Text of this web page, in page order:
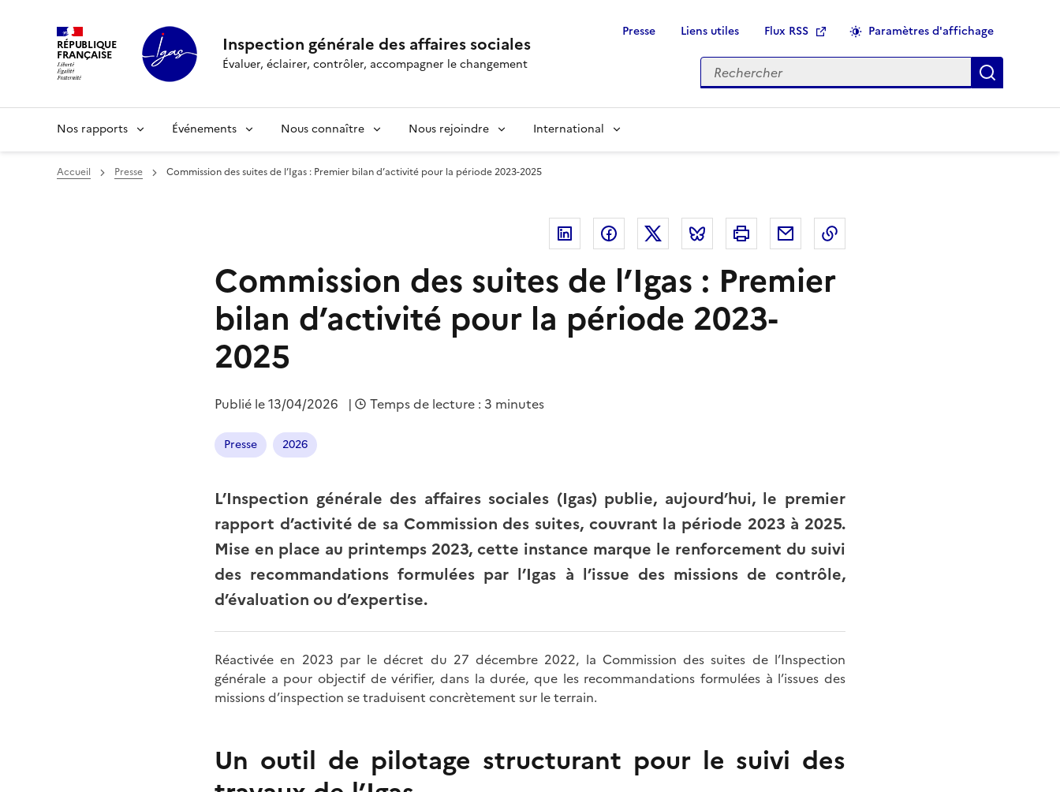
RÉPUBLIQUE
FRANÇAISE Inspection générale des affaires sociales
Évaluer, éclairer, contrôler, accompagner le changement
Presse Liens utiles Flux RSS Paramètres d'affichage
Rechercher
Nos rapports Événements Nous connaître Nous rejoindre International
Accueil Presse Commission des suites de l’Igas : Premier bilan d’activité pour la période 2023-2025
Linkedin FacebookTwitter Bluesky Imprimer Courriel
Commission des suites de l’Igas : Premier
bilan d’activité pour la période 2023-
2025
Publié le13/04/2026 | Temps de lecture : 3 minutes
Presse 2026
L’Inspection générale des affaires sociales (Igas) publie, aujourd’hui, le premier
rapport d’activité de sa Commission des suites, couvrant la période 2023 à 2025.
Mise en place au printemps 2023, cette instance marque le renforcement du suivi
des recommandations formulées par l’Igas à l’issue des missions de contrôle,
d’évaluation ou d’expertise.
Réactivée en 2023 par le décret du 27 décembre 2022, la Commission des suites de l’Inspection
générale a pour objectif de vérifier, dans la durée, que les recommandations formulées à l’issues des
missions d’inspection se traduisent concrètement sur le terrain.
Un outil de pilotage structurant pour le suivi des